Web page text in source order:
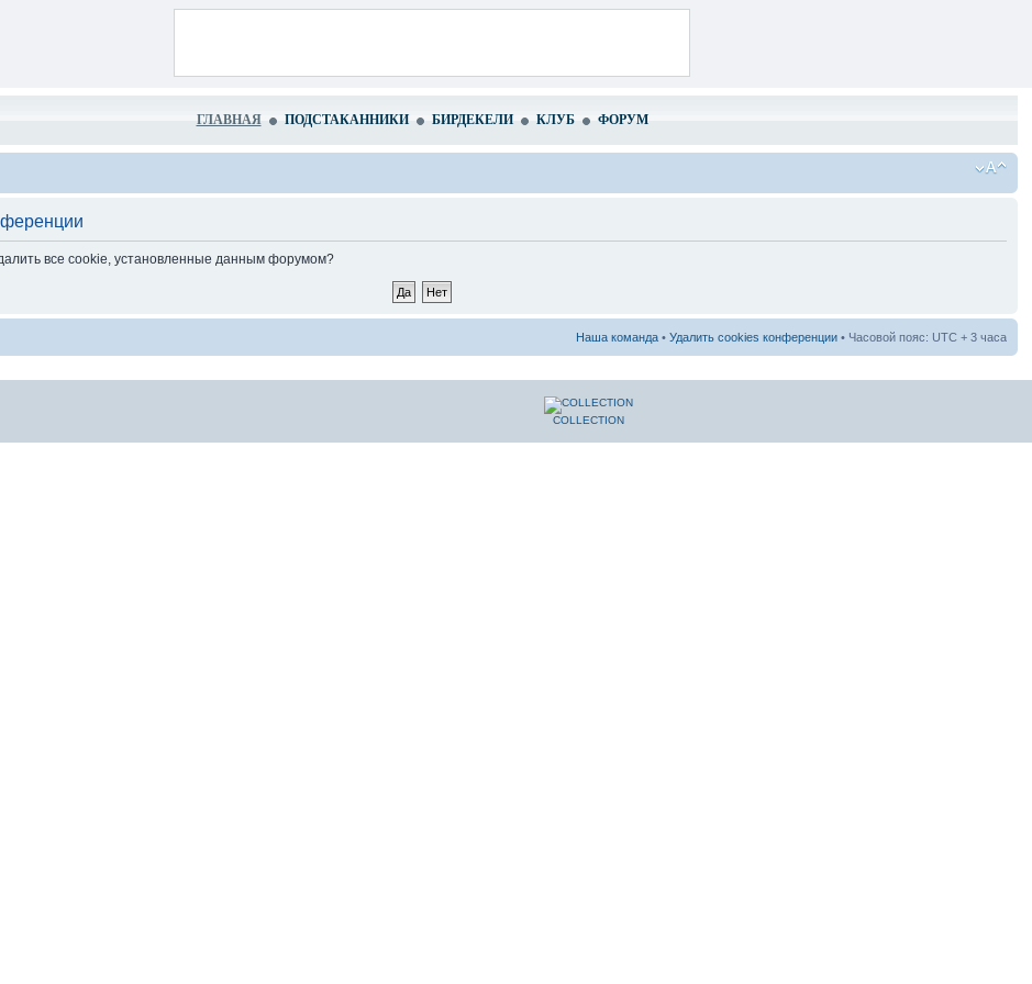
ГЛАВНАЯ ПОДСТАКАННИКИ БИРДЕКЕЛИ КЛУБ ФОРУМ
все cookie, установленные данным форумом?
Наша команда • Удалить cookies конференции • Часовой пояс: UTC + 3 часа
COLLECTION